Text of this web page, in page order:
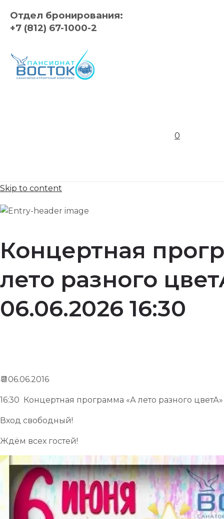
Отдел бронирования:
+7 (812) 67-1000-2
0
Skip to content
Концертная
лето разного
06.06.2026 16:30
📆06.06.2016
16:30 Концертная программа «А лето разного цветА»
Вход свободный!
Ждём всех гостей!